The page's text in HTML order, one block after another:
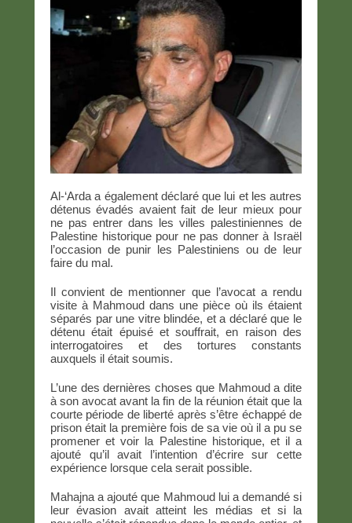
Al-‘Arda a également déclaré que lui et les autres
détenus évadés avaient fait de leur mieux pour
ne pas entrer dans les villes palestiniennes de
Palestine historique pour ne pas donner à Israël
l’occasion de punir les Palestiniens ou de leur
faire du mal.
Il convient de mentionner que l’avocat a rendu
visite à Mahmoud dans une pièce où ils étaient
séparés par une vitre blindée, et a déclaré que le
détenu était épuisé et souffrait, en raison des
interrogatoires et des tortures constants
auxquels il était soumis.
L’une des dernières choses que Mahmoud a dite
à son avocat avant la fin de la réunion était que la
courte période de liberté après s’être échappé de
prison était la première fois de sa vie où il a pu se
promener et voir la Palestine historique, et il a
ajouté qu’il avait l’intention d’écrire sur cette
expérience lorsque cela serait possible.
Mahajna a ajouté que Mahmoud lui a demandé si
leur évasion avait atteint les médias et si la